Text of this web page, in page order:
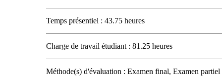
Temps présentiel : 43.75 heures
Charge de travail étudiant : 81.25 heures
Méthode(s) d'évaluation : Examen final, Examen partiel